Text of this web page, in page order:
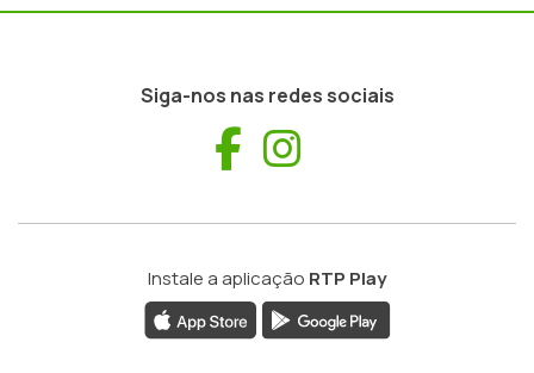
Siga-nos nas redes sociais
Facebook
Instale a aplicação RTP Play